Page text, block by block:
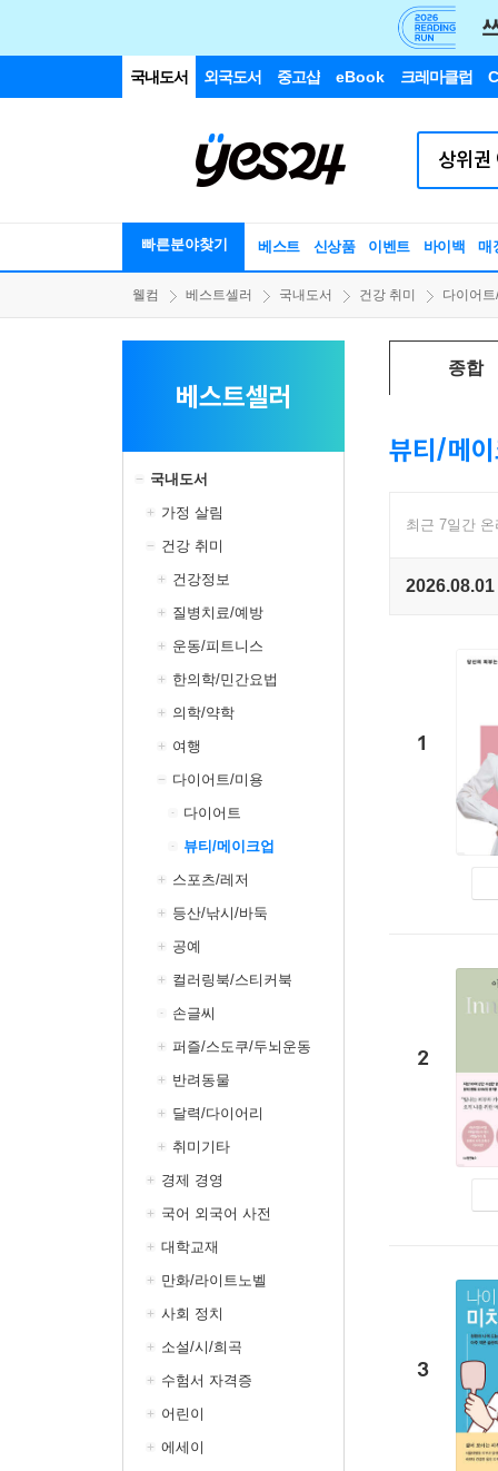
국내도서 외국도서 중고샵 eBook 크레마클럽
빠른분야찾기 베스트 신상품 이벤트 바이백 매
웰컴 베스트셀러 국내도서 건강 취미 다이어
베스트셀러
국내도서
가정 살림
건강 취미
건강정보
질병치료/예방
운동/피트니스
한의학/민간요법
의학/약학
여행
다이어트/미용
다이어트
뷰티/메이크업
스포츠/레저
등산/낚시/바둑
공예
컬러링북/스티커북
손글씨
퍼즐/스도쿠/두뇌운동
반려동물
달력/다이어리
취미기타
경제 경영
국어 외국어 사전
대학교재
만화/라이트노벨
사회 정치
소설/시/희곡
수험서 자격증
어린이
에세이
종합
뷰티/메
최근 7일간
1
2
3